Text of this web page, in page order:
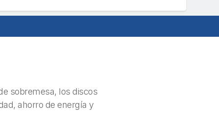
sobremesa, los discos
ahorro de energía y